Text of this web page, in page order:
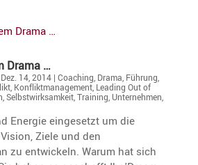
Drama …
Dez. 14, 2014| Coaching Drama Führung
, Konfliktmanagement, Leading Out of
Selbstwirksamkeit, Training Unternehmen
Energie eingesetzt um die
Ziele und den
zu entwickeln. Warum hat sich